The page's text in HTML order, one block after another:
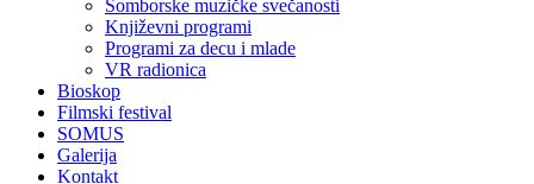
Somborske muzičke svečanosti
Književni programi
Programi za decu i mlade
VR radionica
Bioskop
Filmski festival
SOMUS
Galerija
Kontakt